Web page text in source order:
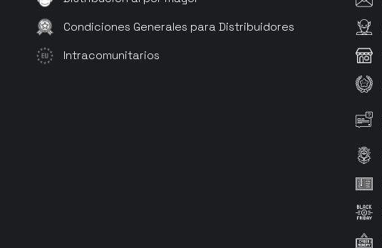
Condiciones Generales para Distribuidores
Intracomunitarios